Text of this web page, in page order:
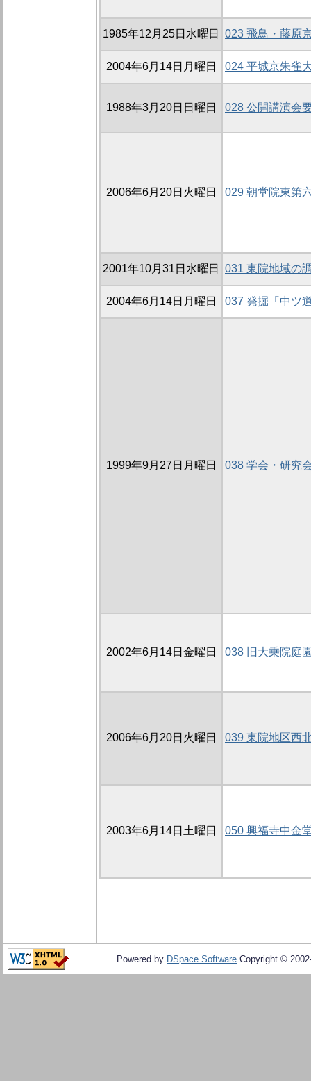
1985年12月25日水曜日 023 飛鳥・藤原
2004年6月14日月曜日 024 平城京朱雀
1988年3月20日日曜日 028 公開講演会
2006年6月20日火曜日 029 朝堂院東第
2001年10月31日水曜日 031 東院地域の
2004年6月14日月曜日 037 発掘「中ツ
1999年9月27日月曜日 038 学会・研究
2002年6月14日金曜日 038 旧大乗院庭
2006年6月20日火曜日 039 東院地区西
2003年6月14日土曜日 050 興福寺中金
Powered by DSpace Software Copyright ©